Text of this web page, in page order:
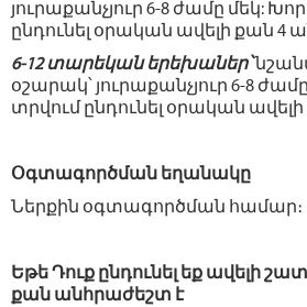
յուրաքանչյուր 6-8 ժամը մեկ:
ընդունել օրական ավելի քան 4
6-12 տարեկան երեխաներ՝
օշարակ՝ յուրաքանչյուր 6-8
տրվում ընդունել օրական
Օգտագործման եղանակը
Ներքին օգտագործման համար։
Եթե Դուք ընդունել եք ավելի
քան անհրաժեշտ է